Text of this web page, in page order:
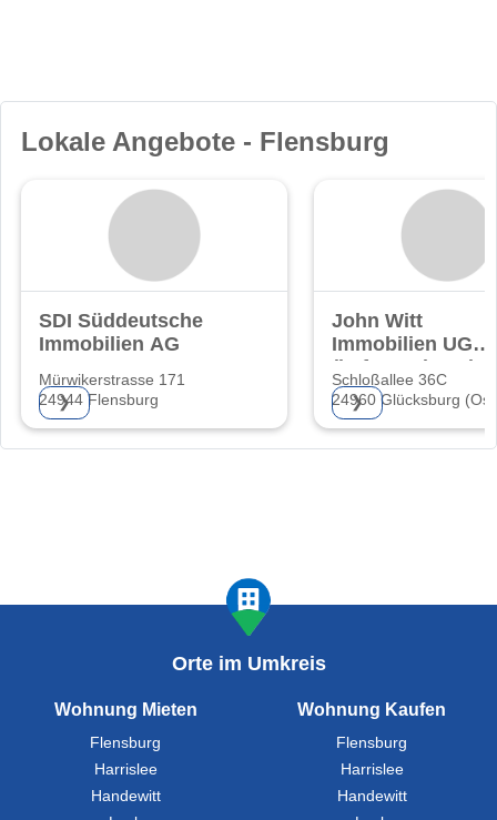
Lokale Angebote - Flensburg
SDI Süddeutsche
Immobilien AG
Mürwikerstrasse 171
24944 Flensburg
❯
John Witt
Immobilien UG
Schloßallee 36C
24960 Glücksburg
❯
Orte im Umkreis
Wohnung Mieten
Flensburg
Harrislee
Handewitt
Wohnung Kaufen
Flensburg
Harrislee
Handewitt